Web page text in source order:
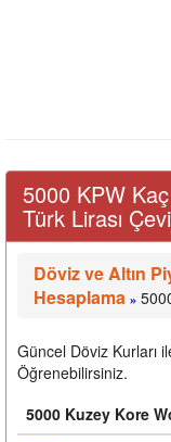
5000 KPW
Türk Lirası
Döviz ve Altın
Hesaplama »
Güncel Döviz Kurları
Öğrenebilirsiniz.
5000 Kuzey Kore